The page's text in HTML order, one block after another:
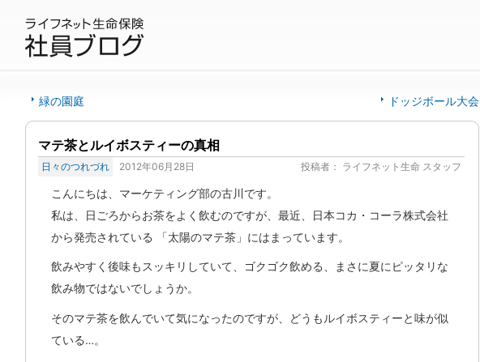
緑の園庭 ドッジボール大会
マテ茶とルイボスティーの真相
日々のつれづれ 2012年06月28日 投稿者： ライフネット生命 スタッフ
こんにちは、マーケティング部の古川です。
私は、日ごろからお茶をよく飲むのですが、最近、日本コカ・コーラ株式会社
から発売されている 「太陽のマテ茶」にはまっています。
飲みやすく後味もスッキリしていて、ゴクゴク飲める、まさに夏にピッタリな
飲み物ではないでしょうか。
そのマテ茶を飲んでいて気になったのですが、どうもルイボスティーと味が似
ている…。